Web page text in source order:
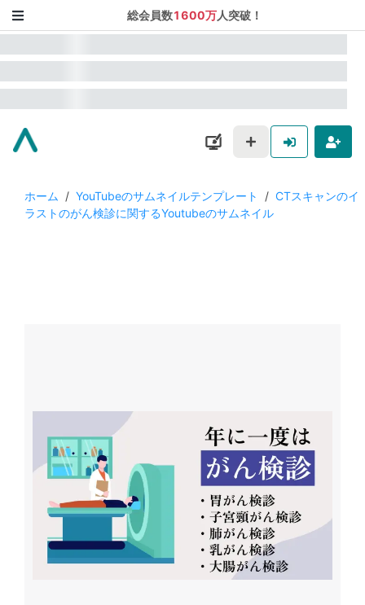
総会員数1600万人突破！
ホーム / YouTubeのサムネイルテンプレート / CTスキャンのイ
ラストのがん検診に関するYoutubeのサムネイル